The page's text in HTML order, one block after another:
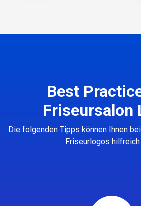
Best
Friseursalon
Die folgenden Tipps können Ihnen
Friseurlogos hilfreich